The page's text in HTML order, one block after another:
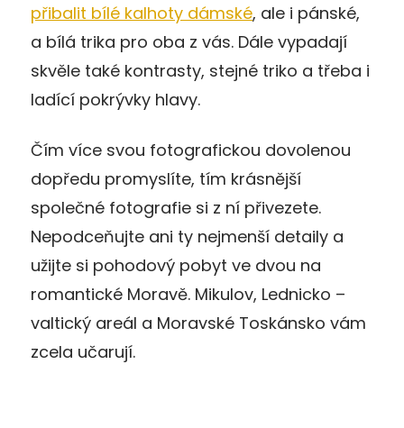
přibalit bílé kalhoty dámské, ale i pánské,
a bílá trika pro oba z vás. Dále vypadají
skvěle také kontrasty, stejné triko a třeba i
ladící pokrývky hlavy.
Čím více svou fotografickou dovolenou
dopředu promyslíte, tím krásnější
společné fotografie si z ní přivezete.
Nepodceňujte ani ty nejmenší detaily a
užijte si pohodový pobyt ve dvou na
romantické Moravě. Mikulov, Lednicko –
valtický areál a Moravské Toskánsko vám
zcela učarují.